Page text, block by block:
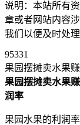
说明：本站所有
章或者网站内容涉
我们以便及时处理
95331
果园摆摊卖水果
果园摆摊卖水果
润率
果园水果的利润